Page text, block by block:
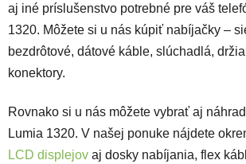
aj iné príslušenstvo potrebné pre váš
1320. Môžete si u nás kúpiť nabíjačky –
bezdrôtové, dátové káble, slúchadlá,
konektory.
Rovnako si u nás môžete vybrať aj
Lumia 1320. V našej ponuke nájdete
LCD displejov aj dosky nabíjania, flex